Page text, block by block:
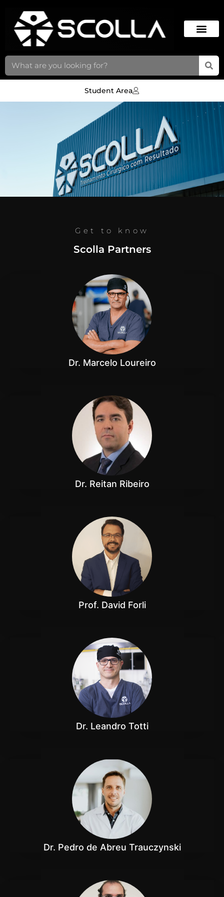
Student Area
PARTNERSGet to know
Scolla Partners
Dr. Marcelo Loureiro
Dr. Reitan Ribeiro
Prof. David Forli
Dr. Leandro Totti
Dr. Pedro de Abreu Trauczynski